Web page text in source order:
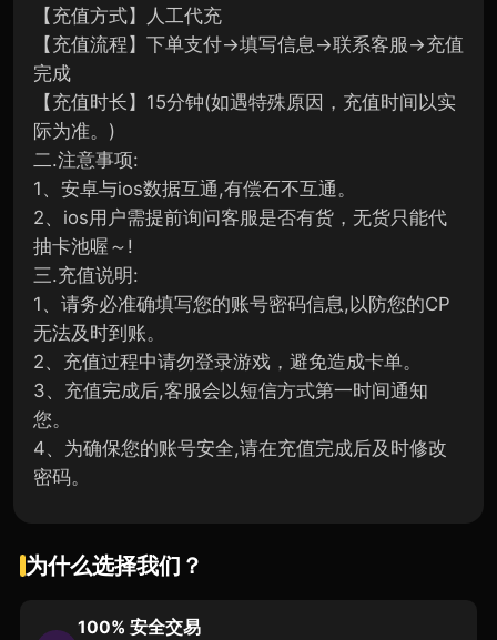
【充值方式】人工代充
【充值流程】下单支付→填写信息→联系客服→充值
完成
【充值时长】15分钟(如遇特殊原因，充值时间以实
际为准。)
二.注意事项:
1、安卓与ios数据互通,有偿石不互通。
2、ios用户需提前询问客服是否有货，无货只能代
抽卡池喔～!
三.充值说明:
1、请务必准确填写您的账号密码信息,以防您的CP
无法及时到账。
2、充值过程中请勿登录游戏，避免造成卡单。
3、充值完成后,客服会以短信方式第一时间通知
您。
4、为确保您的账号安全,请在充值完成后及时修改
密码。
为什么选择我们？
100% 安全交易